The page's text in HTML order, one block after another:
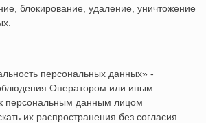
блокирование, удаление, уничтожение
персональных данных» -
Оператором или иным
персональным данным лицом
их распространения без согласия